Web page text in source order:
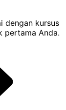
dengan kursus
pertama Anda.